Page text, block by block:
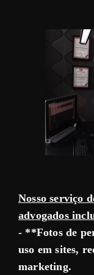
Nosso serviço
advogados
- **Fotos de
uso em sites,
marketing.